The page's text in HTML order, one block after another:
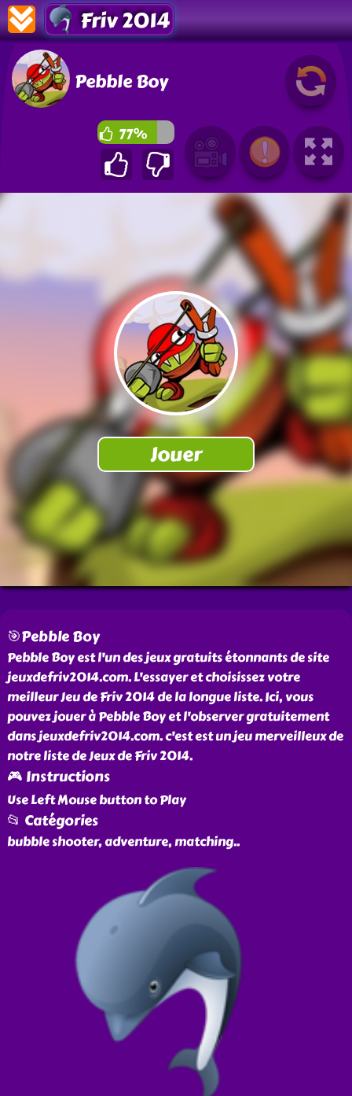
Friv 2014
Pebble Boy
77%
🎯Pebble Boy
Pebble Boy est l'un des jeux gratuits étonnants de site
jeuxdefriv2014.com. L'essayer et choisissez votre
meilleur Jeu de Friv 2014 de la longue liste. Ici, vous
pouvez jouer à Pebble Boy et l'observer gratuitement
dans jeuxdefriv2014.com. c'est est un jeu merveilleux de
notre liste de Jeux de Friv 2014.
🎮 Instructions
Use Left Mouse button to Play
📂 Catégories
bubble shooter, adventure, matching..